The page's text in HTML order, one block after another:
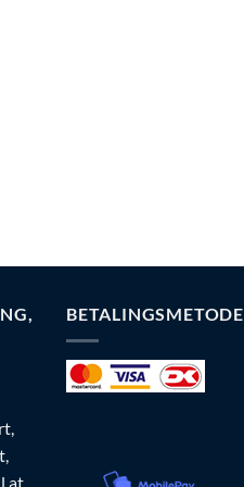
at
BETALINGSMETODE